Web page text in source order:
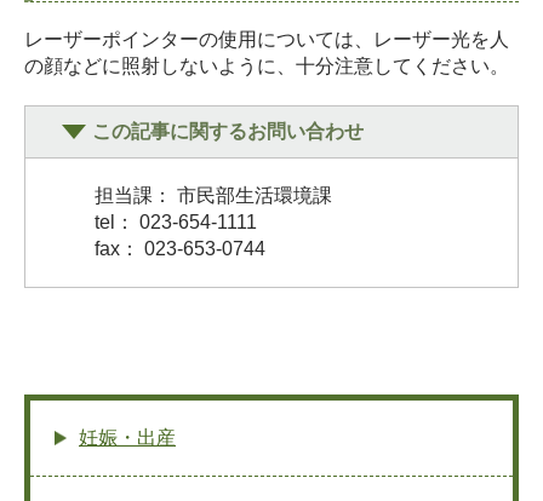
レーザーポインターの使用については、レーザー光を人
の顔などに照射しないように、十分注意してください。
この記事に関するお問い合わせ
担当課： 市民部生活環境課
tel： 023-654-1111
fax： 023-653-0744
妊娠・出産